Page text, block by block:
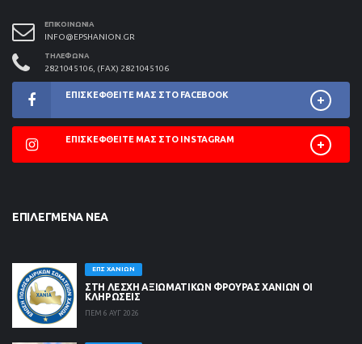
ΕΠΙΚΟΙΝΩΝΊΑ
INFO@EPSHANION.GR
ΤΗΛΈΦΩΝΑ
2821045106, (FAX) 2821045106
ΕΠΙΣΚΕΦΘΕΊΤΕ ΜΑΣ ΣΤΟ FACEBOOK
ΕΠΙΣΚΕΦΘΕΊΤΕ ΜΑΣ ΣΤΟ INSTAGRAM
ΕΠΙΛΕΓΜΈΝΑ ΝΈΑ
ΕΠΣ ΧΑΝΊΩΝ
ΣΤΗ ΛΈΣΧΗ ΑΞΙΩΜΑΤΙΚΏΝ ΦΡΟΥΡΆΣ ΧΑΝΊΩΝ ΟΙ
ΚΛΗΡΏΣΕΙΣ
ΠΕΜ 6 ΑΥΓ 2026